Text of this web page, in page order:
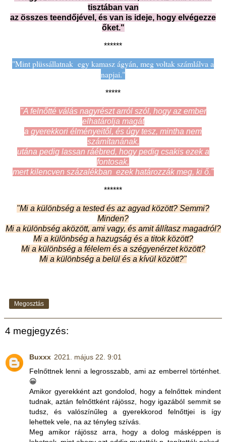
tisztában van
az összes teendőjével, és van is ideje, hogy elvégezze
őket."
******
"Mint plüssállatnak egy kamasz ágyán, meg voltak számlálva a
napjai."
*****
"A felnőtté válás nagyrészt arról szól, hogy az ember
elhatárolja magát
a gyerekkori élményeitől, és úgy tesz, mintha nem
számítanának,
utána pedig lassan ráébred, hogy pedig csakis ezek a
fontosak,
mert kilencven százalékban ezek határozzák meg, ki ő."
******
"Mi a különbség a tested és az agyad között? Semmi?
Minden?
Mi a különbség aközött, ami vagy, és amit állítasz magadról?
Mi a különbség a hazugság és a titok között?
Mi a különbség a félelem és a szégyenérzet között?
Mi a különbség a belül és a kívül között?"
Megosztás
4 megjegyzés:
Buxxx 2021. május 22. 9:01
Felnőttnek lenni a legrosszabb, ami az emberrel történhet.
😀
Amikor gyerekként azt gondolod, hogy a felnőttek mindent
tudnak, aztán felnőttként rájössz, hogy igazából semmit se
tudsz, és valószínűleg a gyerekkorod felnőttjei is így
lehettek vele, na az tényleg szívás.
Meg amikor rájössz arra, hogy a dolog másképpen is